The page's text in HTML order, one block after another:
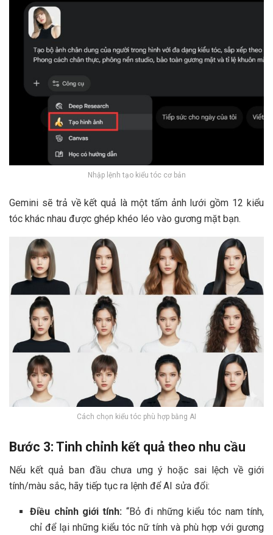
Nhập lệnh tạo kiểu tóc cơ bản
Gemini sẽ trả về kết quả là một tấm ảnh lưới gồm 12 kiểu
tóc khác nhau được ghép khéo léo vào gương mặt bạn.
Cách chọn kiểu tóc phù hợp bằng AI
Bước 3: Tinh chỉnh kết quả theo nhu cầu
Nếu kết quả ban đầu chưa ưng ý hoặc sai lệch về giới
tính/màu sắc, hãy tiếp tục ra lệnh để AI sửa đổi:
Điều chỉnh giới tính: “Bỏ đi những kiểu tóc nam tính,
chỉ để lại những kiểu tóc nữ tính và phù hợp với gương